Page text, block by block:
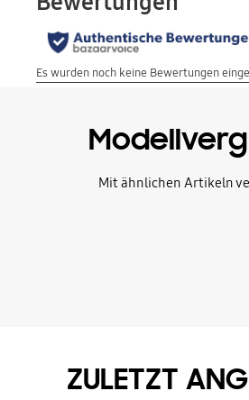
Mit ähnlichen Artikeln
ZULETZT